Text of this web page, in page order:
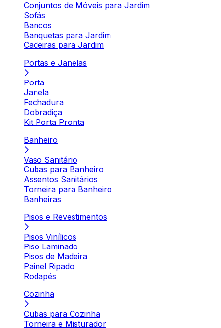
Conjuntos de Móveis para Jardim
Sofás
Bancos
Banquetas para Jardim
Cadeiras para Jardim
Portas e Janelas
Porta
Janela
Fechadura
Dobradiça
Kit Porta Pronta
Banheiro
Vaso Sanitário
Cubas para Banheiro
Assentos Sanitários
Torneira para Banheiro
Banheiras
Pisos e Revestimentos
Pisos Vinílicos
Piso Laminado
Pisos de Madeira
Painel Ripado
Rodapés
Cozinha
Cubas para Cozinha
Torneira e Misturador